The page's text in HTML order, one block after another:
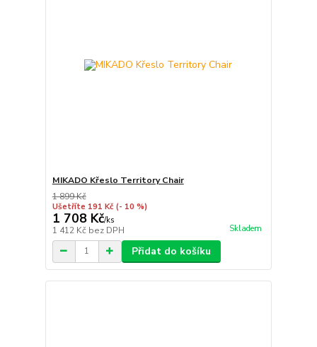
MIKADO Křeslo Territory Chair
1 899 Kč
Ušetříte 191 Kč (- 10 %)
1 708 Kč/ks
1 412 Kč bez DPH Skladem
Přidat do košíku